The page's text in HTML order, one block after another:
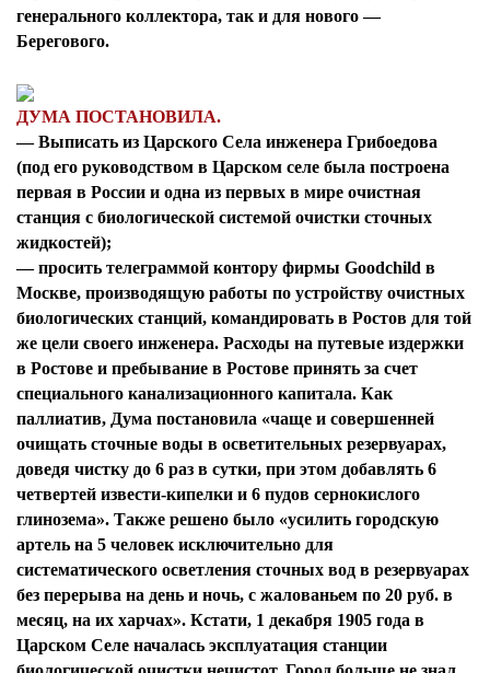
генерального коллектора, так и для нового —
Берегового.
ДУМА ПОСТАНОВИЛА.
— Выписать из Царского Села инженера Грибоедова
(под его руководством в Царском селе была построена
первая в России и одна из первых в мире очистная
станция с биологической системой очистки сточных
жидкостей);
— просить телеграммой контору фирмы Goodchild в
Москве, производящую работы по устройству очистных
биологических станций, командировать в Ростов для той
же цели своего инженера. Расходы на путевые издержки
в Ростове и пребывание в Ростове принять за счет
специального канализационного капитала. Как
паллиатив, Дума постановила «чаще и совершенней
очищать сточные воды в осветительных резервуарах,
доведя чистку до 6 раз в сутки, при этом добавлять 6
четвертей извести-кипелки и 6 пудов сернокислого
глинозема». Также решено было «усилить городскую
артель на 5 человек исключительно для
систематического осветления сточных вод в резервуарах
без перерыва на день и ночь, с жалованьем по 20 руб. в
месяц, на их харчах». Кстати, 1 декабря 1905 года в
Царском Селе началась эксплуатация станции